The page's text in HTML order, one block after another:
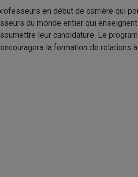
en début de carrière qui
du monde entier qui
leur candidature. Le
la formation de relations